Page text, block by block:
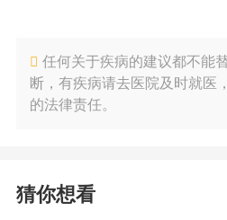
任何关于疾病的建议都不能
断，有疾病请去医院及时就医
的法律责任。
猜你想看